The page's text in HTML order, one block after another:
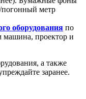
погонный метр
оборудования по
проектор и
а также
заранее.